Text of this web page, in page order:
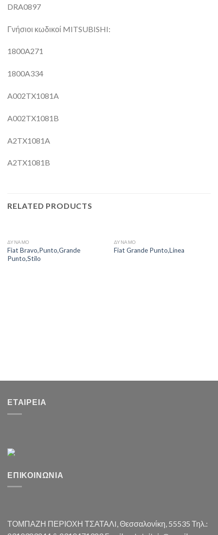
DRA0897
Γνήσιοι κωδικοί MITSUBISHI:
1800A271
1800A334
A002TX1081A
A002TX1081B
A2TX1081A
A2TX1081B
RELATED PRODUCTS
ΔΥΝΑΜΟ
Fiat Bravo,Punto,Grande
Punto,Stilo
ΔΥΝΑΜΟ
Fiat Grande Punto,Linea
ΕΤΑΙΡΕΊΑ
ΕΠΙΚΟΙΝΩΝΊΑ
ΤΟΜΠΑΖΗ ΠΕΡΙΟΧΗ ΤΣΑΤΑΛI, Θεσσαλονίκη, 55535 Τηλ.: